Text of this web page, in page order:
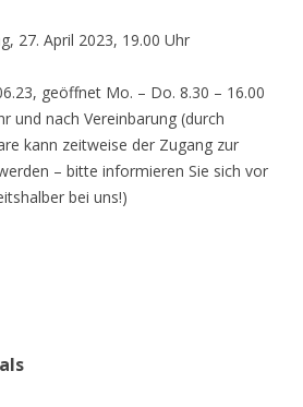
27. April 2023, 19.00 Uhr
geöffnet Mo. – Do. 8.30 – 16.00
und nach Vereinbarung (durch
kann zeitweise der Zugang zur
– bitte informieren Sie sich vor
bei uns!)